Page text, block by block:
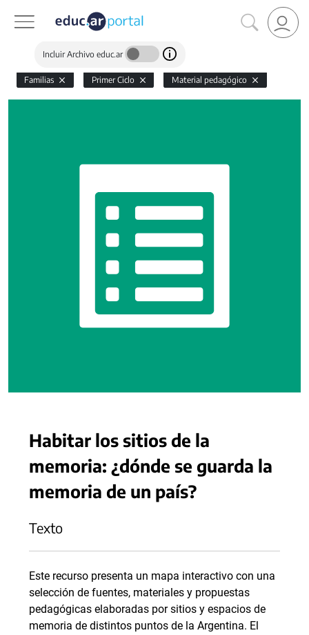
Incluir Archivo educ.ar
Familias Primer Ciclo Material pedagógico
Habitar los sitios de la
memoria: ¿dónde se guarda la
memoria de un país?
Texto
Este recurso presenta un mapa interactivo con una
selección de fuentes, materiales y propuestas
pedagógicas elaboradas por sitios y espacios de
memoria de distintos puntos de la Argentina. El